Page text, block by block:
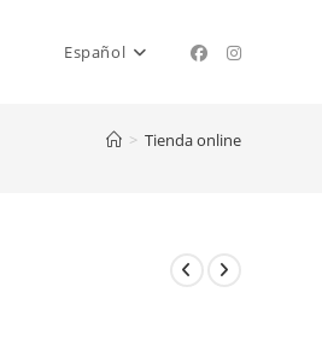
Español
> Tienda online